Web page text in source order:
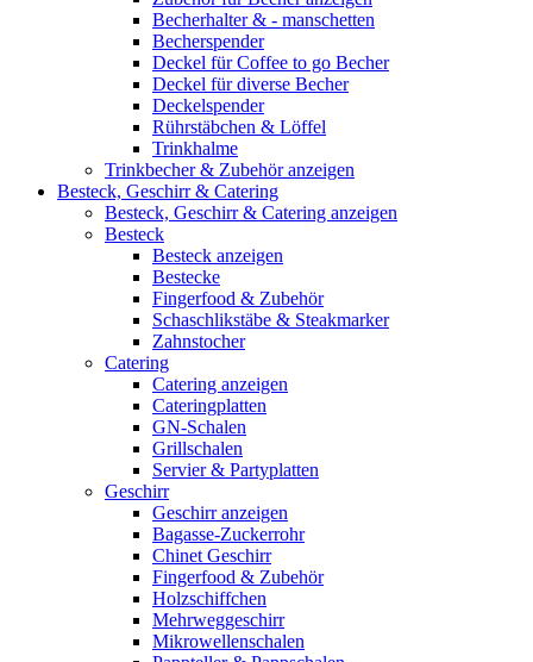
Becherhalter & - manschetten
Becherspender
Deckel für Coffee to go Becher
Deckel für diverse Becher
Deckelspender
Rührstäbchen & Löffel
Trinkhalme
Trinkbecher & Zubehör anzeigen
Besteck, Geschirr & Catering
Besteck, Geschirr & Catering anzeigen
Besteck
Besteck anzeigen
Bestecke
Fingerfood & Zubehör
Schaschlikstäbe & Steakmarker
Zahnstocher
Catering
Catering anzeigen
Cateringplatten
GN-Schalen
Grillschalen
Servier & Partyplatten
Geschirr
Geschirr anzeigen
Bagasse-Zuckerrohr
Chinet Geschirr
Fingerfood & Zubehör
Holzschiffchen
Mehrweggeschirr
Mikrowellenschalen